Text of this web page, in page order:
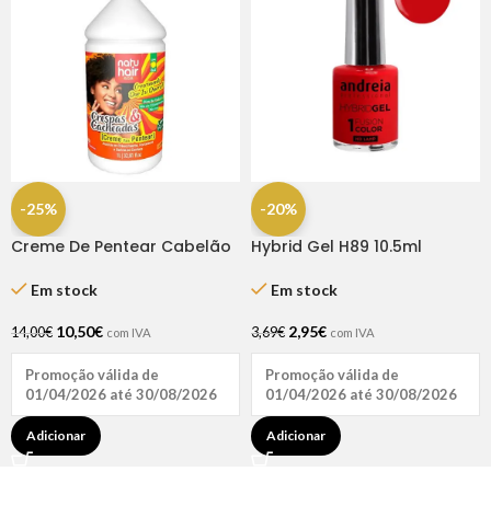
-25%
Creme De Pentear Cabelão
Em stock
14,00€ 10,50€ com IVA
Promoção válida de
01/04/2026 até 30/08/2026
Adicionar
-20%
Hybrid Gel H89 10.5ml
Em stock
3,69€ 2,95€ com IVA
Promoção válida de
01/04/2026 até 30/08/2026
Adicionar